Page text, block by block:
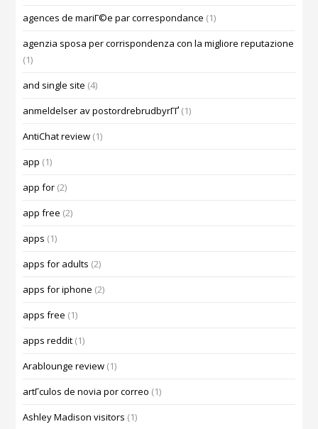
agences de mariГ©e par correspondance (1)
agenzia sposa per corrispondenza con la migliore reputazione
(1)
and single site (4)
anmeldelser av postordrebrudbyrГҐ (1)
AntiChat review (1)
app (1)
app for (2)
app free (2)
apps (1)
apps for adults (2)
apps for iphone (2)
apps free (1)
apps reddit (1)
Arablounge review (1)
artГ­culos de novia por correo (1)
Ashley Madison visitors (1)